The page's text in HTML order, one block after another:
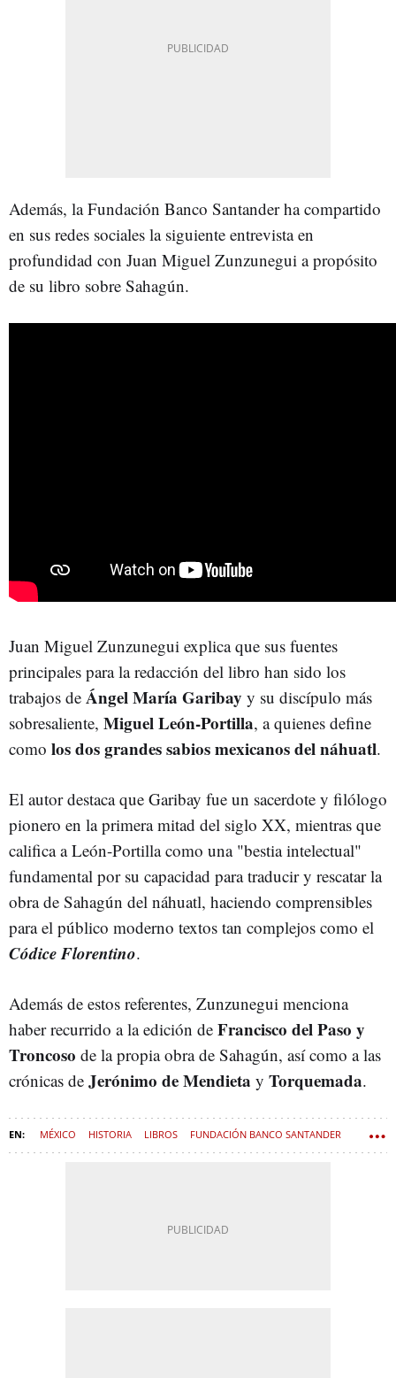
Además, la Fundación Banco Santander ha compartido
en sus redes sociales la siguiente entrevista en
profundidad con Juan Miguel Zunzunegui a propósito
de su libro sobre Sahagún.
Juan Miguel Zunzunegui explica que sus fuentes
principales para la redacción del libro han sido los
trabajos de Ángel María Garibay y su discípulo más
sobresaliente, Miguel León-Portilla, a quienes define
como los dos grandes sabios mexicanos del náhuatl.
El autor destaca que Garibay fue un sacerdote y filólogo
pionero en la primera mitad del siglo XX, mientras que
califica a León-Portilla como una "bestia intelectual"
fundamental por su capacidad para traducir y rescatar la
obra de Sahagún del náhuatl, haciendo comprensibles
para el público moderno textos tan complejos como el
Códice Florentino.
Además de estos referentes, Zunzunegui menciona
haber recurrido a la edición de Francisco del Paso y
Troncoso de la propia obra de Sahagún, así como a las
crónicas de Jerónimo de Mendieta y Torquemada.
MÉXICO HISTORIA LIBROS FUNDACIÓN BANCO SANTANDER